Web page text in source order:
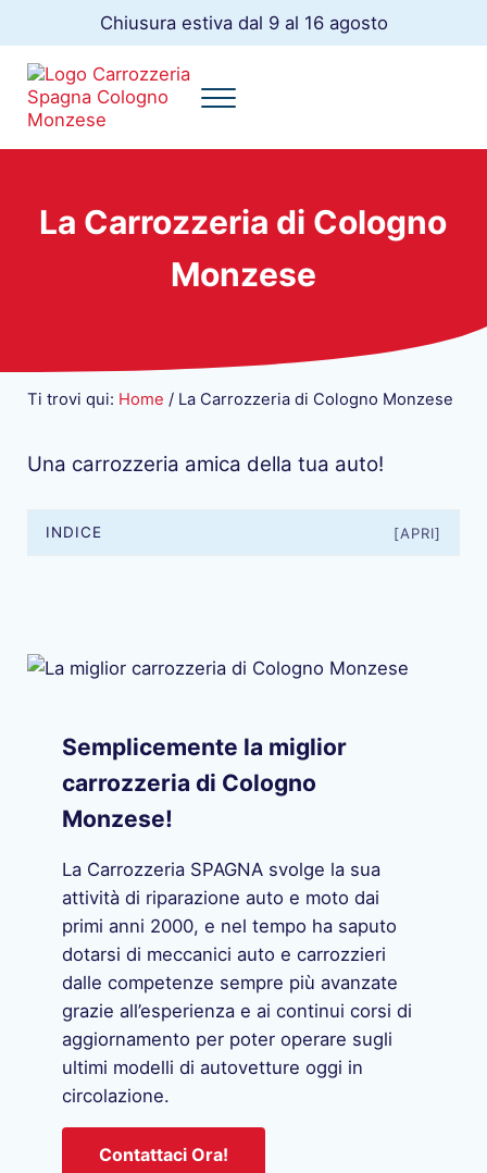
Passa al contenuto principale
Skip to header right navigation
Skip to site footer
Chiusura estiva dal 9 al 16 agosto
Carrozzeria Spagna
Menu
La Carrozzeria di Cologno
Monzese
Ti trovi qui: Home /La Carrozzeria di Cologno Monzese
Una carrozzeria amica della tua auto!
INDICE [APRI]
Semplicemente la miglior
carrozzeria di Cologno
Monzese!
La Carrozzeria SPAGNA svolge la sua
attività di riparazione auto e moto dai
primi anni 2000, e nel tempo ha saputo
dotarsi di meccanici auto e carrozzieri
dalle competenze sempre più avanzate
grazie all’esperienza e ai continui corsi di
aggiornamento per poter operare sugli
ultimi modelli di autovetture oggi in
circolazione.
Contattaci Ora!